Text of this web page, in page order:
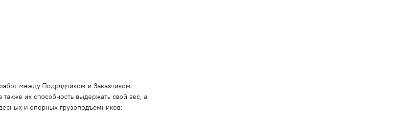
между Подрядчиком и Заказчиком.
их способность выдержать свой вес, а
и опорных грузоподъемников: